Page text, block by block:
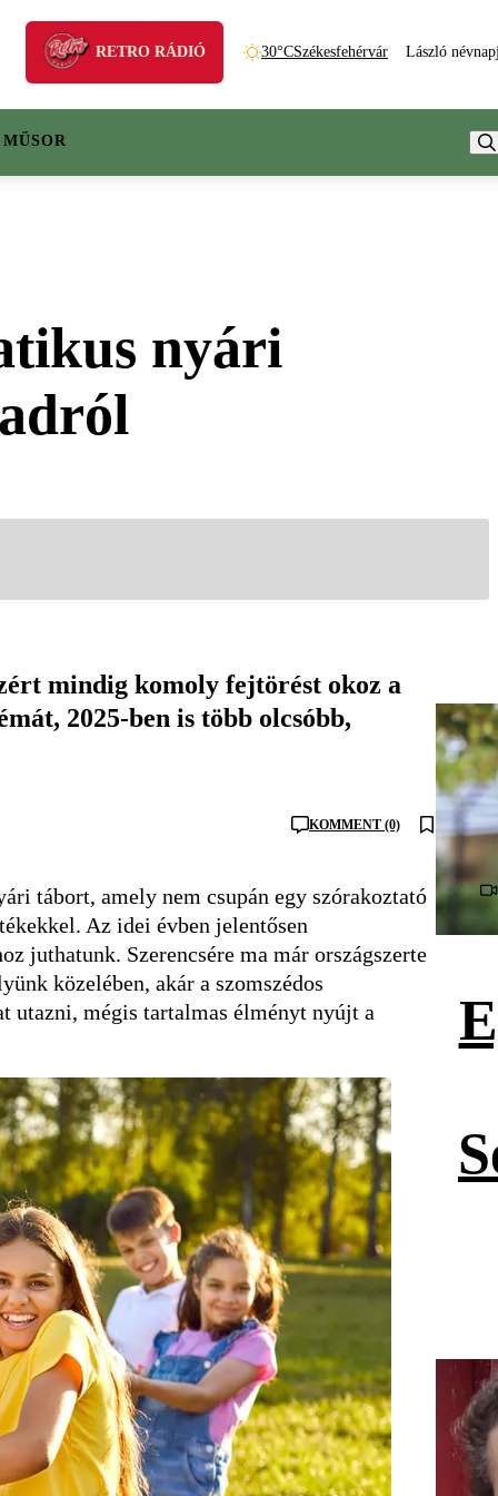
RETRO RÁDIÓ 30°CSzékesfehérvár László
nyári
mindig komoly fejtörést okoz a
2025-ben is több olcsóbb,
KOMMENT (0)
tábort, amely nem csupán egy szórakoztató
Az idei évben jelentősen
juthatunk. Szerencsére ma már országszerte
közelében, akár a szomszédos
utazni, mégis tartalmas élményt nyújt a